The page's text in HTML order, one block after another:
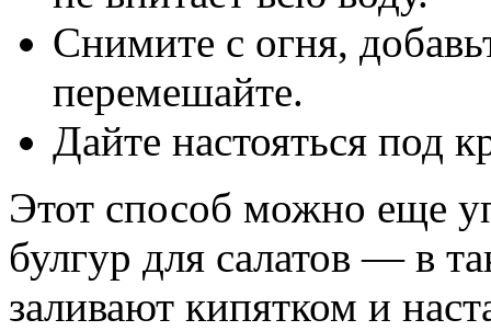
Снимите с огня,
перемешайте.
Дайте настояться под
Этот способ можно еще
булгур для салатов — в
заливают кипятком и